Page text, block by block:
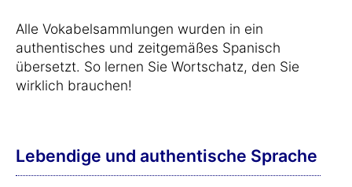
Alle Vokabelsammlungen wurden in ein
authentisches und zeitgemäßes Spanisch
übersetzt. So lernen Sie Wortschatz, den Sie
wirklich brauchen!
Lebendige und authentische Sprache